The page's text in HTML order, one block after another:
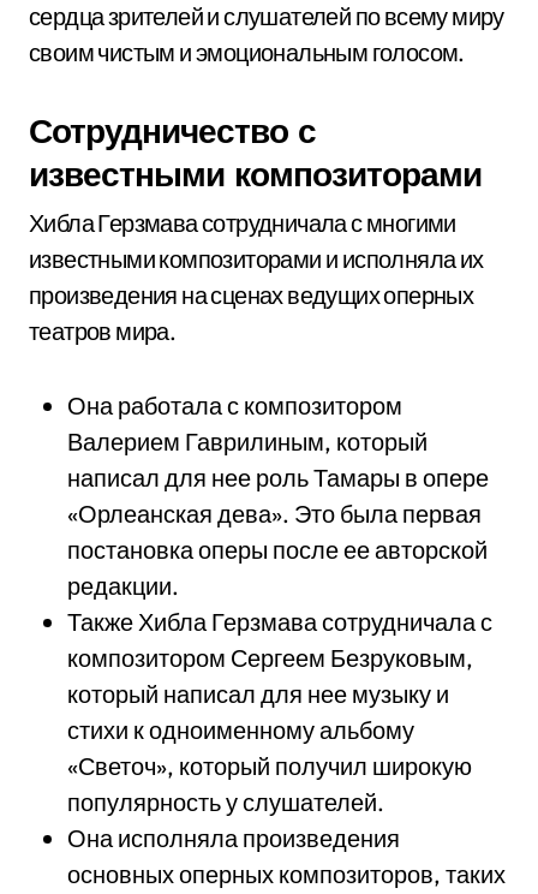
сердца зрителей и слушателей по всему миру
своим чистым и эмоциональным голосом.
Сотрудничество с
известными композиторами
Хибла Герзмава сотрудничала с многими
известными композиторами и исполняла их
произведения на сценах ведущих оперных
театров мира.
Она работала с композитором
Валерием Гаврилиным, который
написал для нее роль Тамары в опере
«Орлеанская дева». Это была первая
постановка оперы после ее авторской
редакции.
Также Хибла Герзмава сотрудничала с
композитором Сергеем Безруковым,
который написал для нее музыку и
стихи к одноименному альбому
«Светоч», который получил широкую
популярность у слушателей.
Она исполняла произведения
основных оперных композиторов, таких